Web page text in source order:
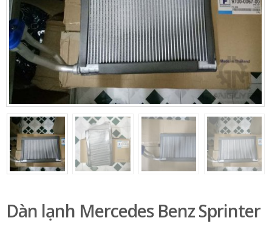
Dàn lạnh Mercedes Benz Sprinter